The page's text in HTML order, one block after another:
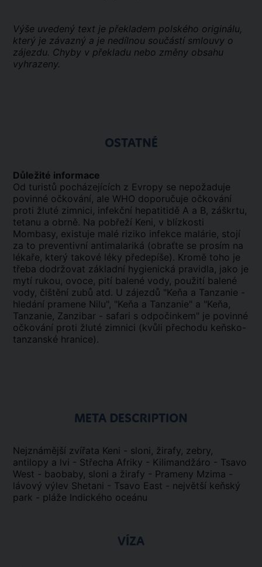
Výše uvedený text je překladem polského originálu,
který je závazný a je nedílnou součástí smlouvy o
zájezdu. Chyby v překladu nebo změny obsahu
vyhrazeny.
OSTATNÉ
Důležité informace
Od turistů pocházejících z Evropy se nepožaduje
povinné očkování, ale WHO doporučuje očkování
proti žluté zimnici, infekční hepatitidě A a B, záškrtu,
tetanu a obrně. Na pobřeží Keni, v blízkosti
Mombasy, existuje malé riziko infekce malárie, stojí
za to preventivní antimalariká (obraťte se prosím na
lékaře, který takové léky předepíše). Kromě toho je
třeba dodržovat základní hygienická pravidla, jako je
mytí rukou, ovoce, pití balené vody, použití balené
vody, čištění zubů atd. U zájezdů "Keňa a Tanzanie -
hledání pramene Nilu", "Keňa a Tanzanie" a "Keňa,
Tanzanie, Zanzibar - safari s odpočinkem" je povinné
očkování proti žluté zimnici (kvůli přechodu keňsko-
tanzanské hranice).
META DESCRIPTION
Nejznámější zvířata Keni - sloni, žirafy, zebry,
antilopy a lvi - Střecha Afriky - Kilimandžáro - Tsavo
West - baobaby, sloni a žirafy - Prameny Mzima -
lávový výlev Shetani - Tsavo East - největší keňský
park - pláže Indického oceánu
VÍZA